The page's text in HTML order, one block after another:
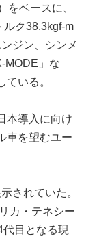
をベースに、
ルク38.3kgf-m
ジン、シンメ
MODE」な
いる。
本導入に向け
車を望むユー
されていた。
カ・テネシー
目となる現